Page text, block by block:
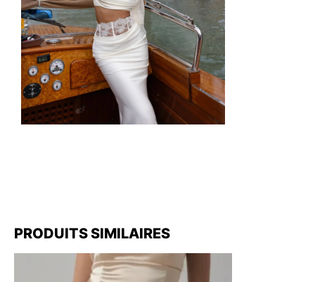
PRODUITS SIMILAIRES